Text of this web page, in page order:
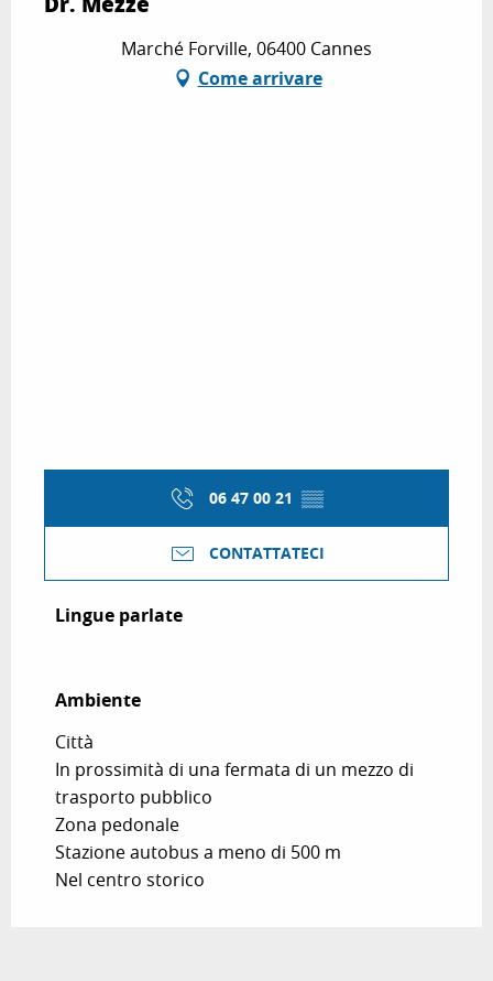
Marché Forville, 06400 Cannes
Come arrivare
06 47 00 21 ▒▒
CONTATTATECI
Lingue parlate
Lingue parlate
Ambiente
Ambiente
Città
In prossimità di una fermata di un mezzo di
trasporto pubblico
Zona pedonale
Stazione autobus a meno di 500 m
Nel centro storico